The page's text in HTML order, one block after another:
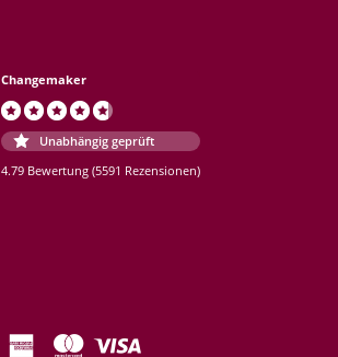
Changemaker
Unabhängig geprüft
4.79 Bewertung (5591 Rezensionen)